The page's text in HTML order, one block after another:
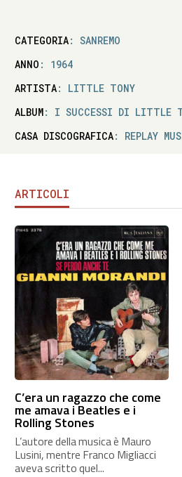
CATEGORIA: SANREMO
ANNO : 1964
ARTISTA: LITTLE TONY
ALBUM: I SUCCESSI DI LITTLE
CASA DISCOGRAFICA: REPLAY
ARTICOLI
C’era un ragazzo che come
me amava i Beatles e i
Rolling Stones
L’autore della musica è Mauro
Lusini, mentre Franco Migliacci
aveva scritto quel...